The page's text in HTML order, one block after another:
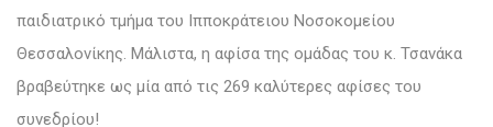
παιδιατρικό τμήμα του Ιπποκράτειου Νοσοκομείου
Θεσσαλονίκης. Μάλιστα, η αφίσα της ομάδας του κ. Τσανάκα
βραβεύτηκε ως μία από τις 269 καλύτερες αφίσες του
συνεδρίου!